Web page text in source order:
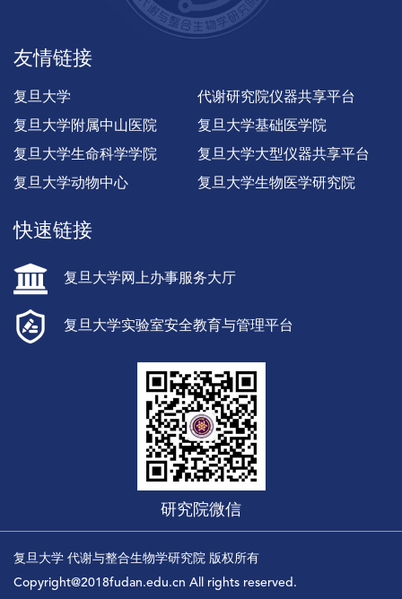
友情链接
复旦大学
代谢研究院仪器共享平台
复旦大学附属中山医院
复旦大学基础医学院
复旦大学生命科学学院
复旦大学大型仪器共享平台
复旦大学动物中心
复旦大学生物医学研究院
快速链接
复旦大学网上办事服务大厅
复旦大学实验室安全教育与管理平台
研究院微信
复旦大学 代谢与整合生物学研究院 版权所有
Copyright@2018fudan.edu.cn All rights reserved.